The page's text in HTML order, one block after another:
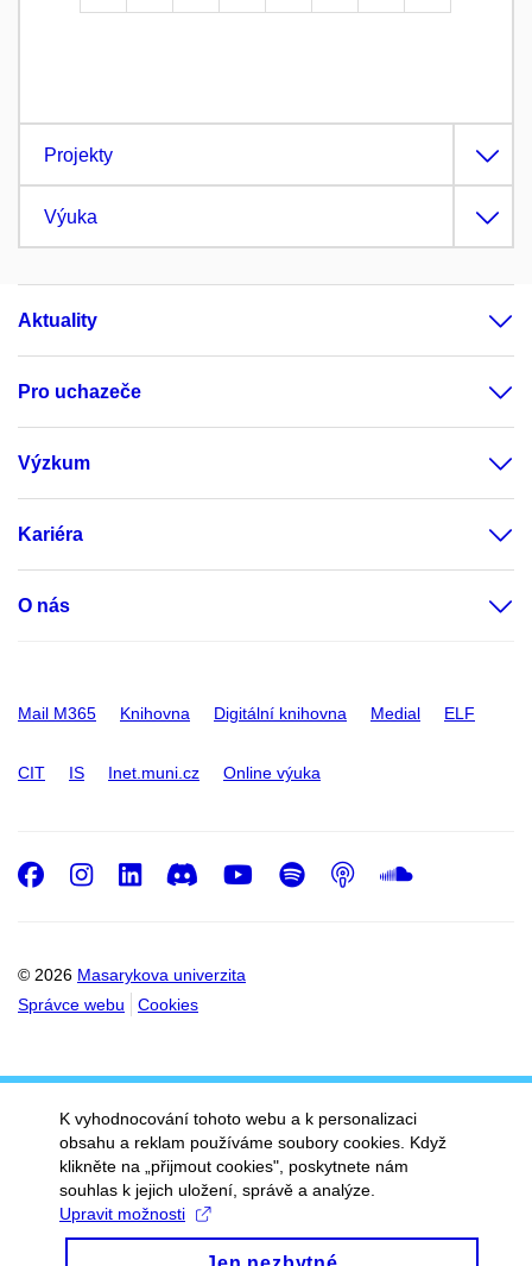
Projekty
Výuka
Aktuality
Pro uchazeče
Výzkum
Kariéra
O nás
Mail M365 Knihovna Digitální knihovna Medial ELF
CIT IS Inet.muni.cz Online výuka
© 2026 Masarykova univerzita
Správce webu
Cookies
Facebook
Instagram
LinkedIn
DiscordYoutube
Spotify
Podcast
K vyhodnocování tohoto webu a k personalizaci
obsahu a reklam používáme soubory cookies. Když
klikněte na „přijmout cookies", poskytnete nám
souhlas k jejich uložení, správě a analýze.
Upravit možnosti